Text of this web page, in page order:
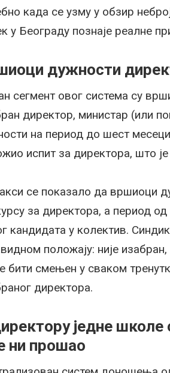
када се узму у обзир
у Београду познаје реалне
дужности
сегмент овог система су
директор, министар (или
на период до шест
испит за директора, што
се показало да вршиоци
за директора, а период
кандидата у колектив.
положају: није
бити смењен у сваком
директора.
једне школе
ни прошао